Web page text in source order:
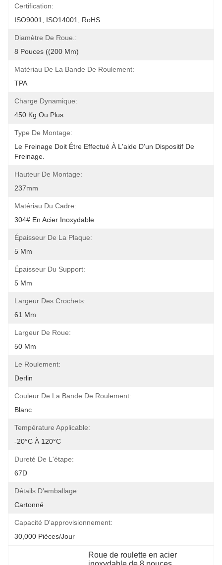
Certification:
ISO9001, ISO14001, RoHS
Diamètre De Roue.:
8 Pouces ((200 Mm)
Matériau De La Bande De Roulement:
TPA
Charge Dynamique:
450 Kg Ou Plus
Type De Montage:
Le Freinage Doit Être Effectué À L'aide D'un Dispositif De
Freinage.
Hauteur De Montage:
237mm
Matériau Du Cadre:
304# En Acier Inoxydable
Épaisseur De La Plaque:
5 Mm
Épaisseur Du Support:
5 Mm
Largeur Des Crochets:
61 Mm
Largeur De Roue:
50 Mm
Le Roulement:
Derlin
Couleur De La Bande De Roulement:
Blanc
Température Applicable:
-20°C À 120°C
Dureté De L'étape:
67D
Détails D'emballage:
Cartonné
Capacité D'approvisionnement:
30,000 Pièces/jour
Roue de roulette en acier